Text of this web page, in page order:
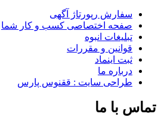
سفارش رپورتاژ آگهی
صفحه اختصاصی کسب و کار شما
تبلیغات انبوه
قوانین و مقررات
ثبت اینماد
درباره ما
طراحی سایت : ققنوس پارس
تماس با ما